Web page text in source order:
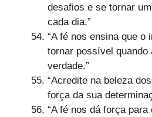
desafios e se tornar
cada dia.”
“A fé nos ensina que o
tornar possível quando
verdade.”
“Acredite na beleza
força da sua
“A fé nos dá força